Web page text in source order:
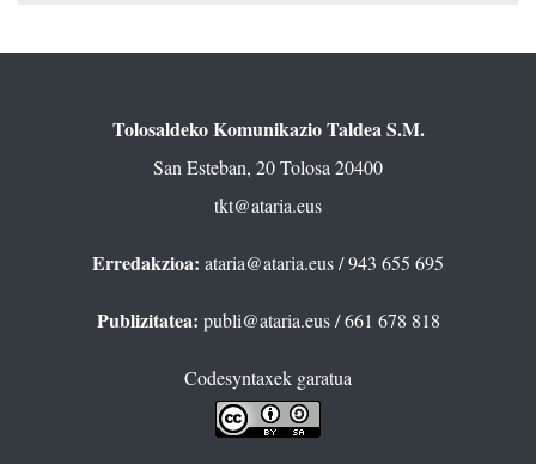
Tolosaldeko Komunikazio Taldea S.M.
San Esteban, 20 Tolosa 20400
tkt@ataria.eus
Erredakzioa: ataria@ataria.eus/ 943 655 695
Publizitatea: publi@ataria.eus/ 661 678 818
Codesyntaxek garatua